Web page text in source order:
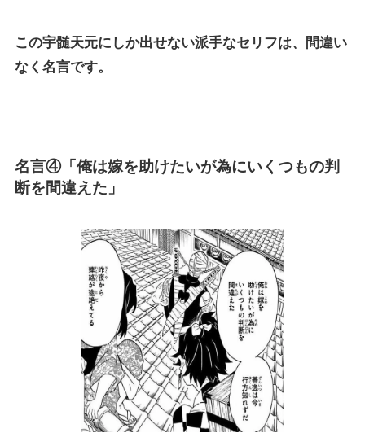
この宇髄天元にしか出せない派手なセリフは、間違い
なく名言です。
名言④「俺は嫁を助けたいが為にいくつもの判
断を間違えた」